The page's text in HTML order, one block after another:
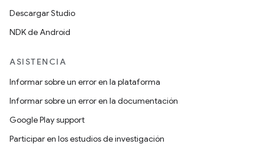
Descargar Studio
NDK de Android
ASISTENCIA
Informar sobre un error en la plataforma
Informar sobre un error en la documentación
Google Play support
Participar en los estudios de investigación